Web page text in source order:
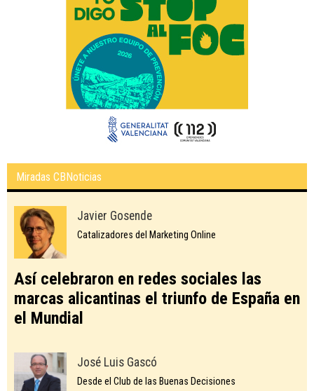
Miradas CBNoticias
Javier Gosende
Catalizadores del Marketing Online
Así celebraron en redes sociales las
marcas alicantinas el triunfo de España en
el Mundial
José Luis Gascó
Desde el Club de las Buenas Decisiones